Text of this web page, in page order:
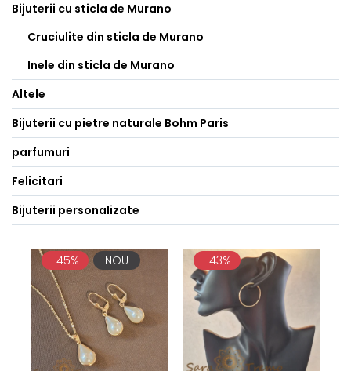
Bijuterii cu sticla de Murano
Cruciulite din sticla de Murano
Inele din sticla de Murano
Altele
Bijuterii cu pietre naturale Bohm Paris
parfumuri
Felicitari
Bijuterii personalizate
-45% NOU -43%